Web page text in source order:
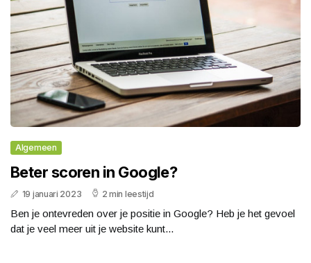
Algemeen
Beter scoren in Google?
19 januari 2023 2 min leestijd
Ben je ontevreden over je positie in Google? Heb je het gevoel
dat je veel meer uit je website kunt...